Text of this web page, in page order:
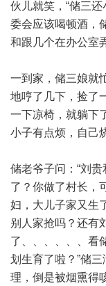
伙儿就笑，“储三
委会应该喝顿酒，
和跟几个在办公室
一到家，储三娘就
地哼了几下，捡了
一下凉椅，就躺下
小子有点烦，自己
储老爷子问：“刘
了？你做了村长，
妇，大儿子家又生
别人家抢吗？还有
了、、、、、、看
划生育了啦？”储
理，倒是被烟熏得